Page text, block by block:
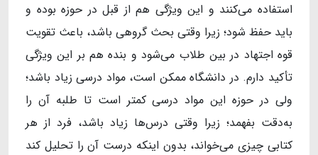
استفاده می‌کنند و این ویژگی هم از قبل در حوزه بوده و
باید حفظ شود؛ زیرا وقتی بحث گروهی باشد، باعث تقویت
قوه اجتهاد در بین طلاب می‌‌شود و بنده هم بر این ویژگی
تأکید دارم. در دانشگاه ممکن است، مواد درسی زیاد باشد؛
ولی در حوزه این مواد درسی کمتر است تا طلبه آن را
به‌دقت بفهمد؛ زیرا وقتی درس‌ها زیاد باشد، فرد از هر
کتابی چیزی می‌خواند، بدون اینکه درست آن را تحلیل کند